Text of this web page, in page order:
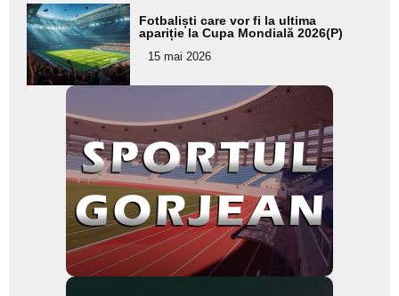
Adaugă
aici textul
pentru
subtitlu
Fotbaliști care vor fi la ultima
apariție la Cupa Mondială 2026(P)
15 mai 2026